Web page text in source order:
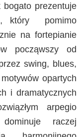
bogato prezentuje
który pomimo
na fortepianie
począwszy od
swing, blues,
opartych
i dramatycznych
arpegio
raczej